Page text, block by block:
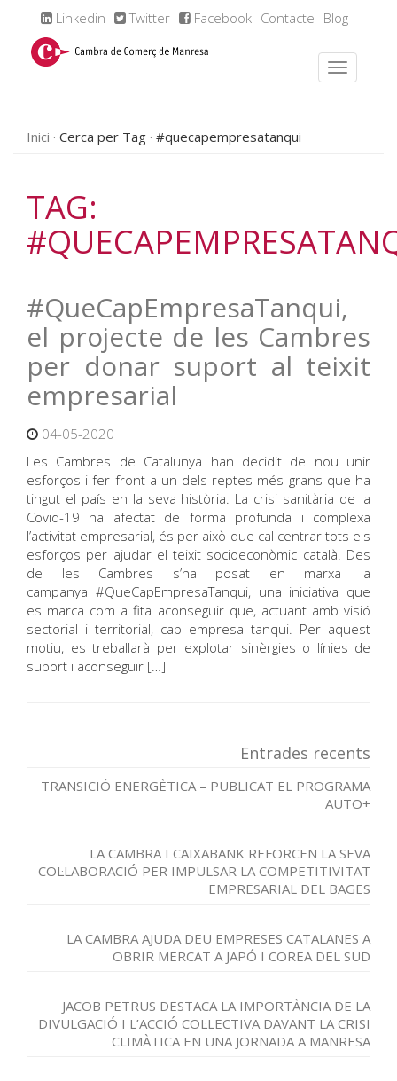
Linkedin Twitter Facebook Contacte Blog
Inici Cerca per Tag #quecapempresatanqui
TAG:
#QueCapEmpresaTanqui,
el projecte de les Cambres
per donar suport al teixit
empresarial
04-05-2020
Les Cambres de Catalunya han decidit de nou unir
esforços i fer front a un dels reptes més grans que ha
tingut el país en la seva història. La crisi sanitària de la
Covid-19 ha afectat de forma profunda i complexa
l’activitat empresarial, és per això que cal centrar tots els
esforços per ajudar el teixit socioeconòmic català. Des
de les Cambres s’ha posat en marxa la
campanya #QueCapEmpresaTanqui, una iniciativa que
es marca com a fita aconseguir que, actuant amb visió
sectorial i territorial, cap empresa tanqui. Per aquest
motiu, es treballarà per explotar sinèrgies o línies de
suport i aconseguir […]
Entrades recents
TRANSICIÓ ENERGÈTICA – PUBLICAT EL PROGRAMA
AUTO+
LA CAMBRA I CAIXABANK REFORCEN LA SEVA
COL·LABORACIÓ PER IMPULSAR LA COMPETITIVITAT
EMPRESARIAL DEL BAGES
LA CAMBRA AJUDA DEU EMPRESES CATALANES A
OBRIR MERCAT A JAPÓ I COREA DEL SUD
JACOB PETRUS DESTACA LA IMPORTÀNCIA DE LA
DIVULGACIÓ I L’ACCIÓ COL·LECTIVA DAVANT LA CRISI
CLIMÀTICA EN UNA JORNADA A MANRESA